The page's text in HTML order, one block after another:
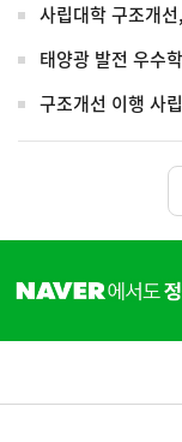
사립대학 구조개
태양광 발전 우수
구조개선 이행 사
단
배
영